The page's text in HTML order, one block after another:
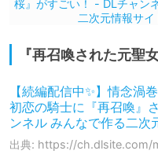
『再召喚された元聖
【続編配信中✨】情念渦
初恋の騎士に『再召喚』
ンネル みんなで作る二次
出典: https://ch.dlsite.com/